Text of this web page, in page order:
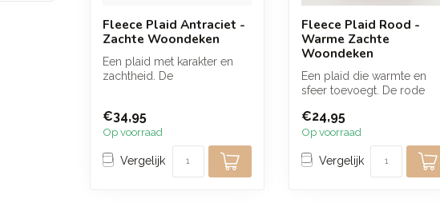
Fleece Plaid Antraciet -
Zachte Woondeken
Een plaid met karakter en
zachtheid. De
€34,95
Op voorraad
Vergelijk
Fleece Plaid Rood -
Warme Zachte
Woondeken
Een plaid die warmte en
sfeer toevoegt. De rode
aan ...
€24,95
Op voorraad
Vergelijk